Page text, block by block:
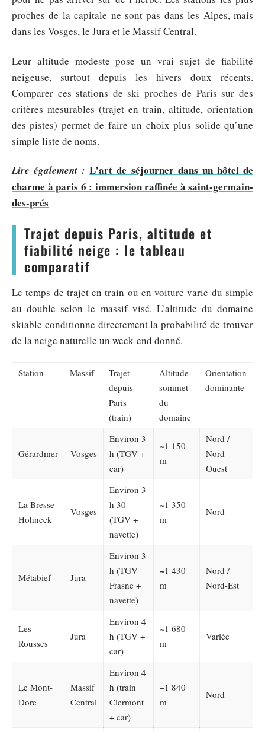
proches de la capitale ne sont pas dans les Alpes, mais
dans les Vosges, le Jura et le Massif Central.
Leur altitude modeste pose un vrai sujet de fiabilité
neigeuse, surtout depuis les hivers doux récents.
Comparer ces stations de ski proches de Paris sur des
critères mesurables (trajet en train, altitude, orientation
des pistes) permet de faire un choix plus solide qu’une
simple liste de noms.
Lire également : L’art de séjourner dans un hôtel de
charme à paris 6 : immersion raffinée à saint-germain-
des-prés
Trajet depuis Paris, altitude et
fiabilité neige : le tableau
comparatif
Le temps de trajet en train ou en voiture varie du simple
au double selon le massif visé. L’altitude du domaine
skiable conditionne directement la probabilité de trouver
de la neige naturelle un week-end donné.
Station Massif
Trajet
depuis
Paris
(train)
Altitude
sommet
du
domaine
Orientation
dominante
Gérardmer Vosges
Environ 3
h (TGV +
car)
~1 150
m
Nord /
Nord-
Ouest
La Bresse-
Hohneck
Vosges
Environ 3
h 30
(TGV +
navette)
~1 350
m
Nord
Métabief Jura
Environ 3
h (TGV
Frasne +
navette)
~1 430
m
Nord /
Nord-Est
Les
Rousses
Jura
Environ 4
h (TGV +
car)
~1 680
m
Variée
Le Mont-
Dore
Massif
Central
Environ 4
h (train
Clermont
+ car)
~1 840
m
Nord